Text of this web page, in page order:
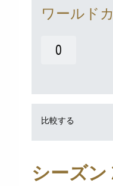
ワールド
0
比較する
シーズン